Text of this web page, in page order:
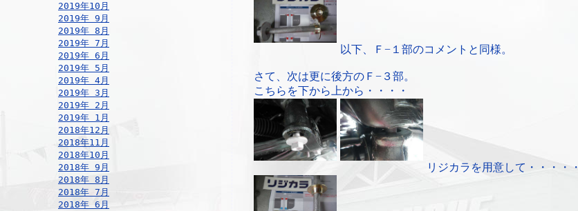
2019年10月
2019年 9月
2019年 8月
2019年 7月
2019年 6月
2019年 5月
2019年 4月
2019年 3月
2019年 2月
2019年 1月
2018年12月
2018年11月
2018年10月
2018年 9月
2018年 8月
2018年 7月
2018年 6月
以下、Ｆ−１部のコメントと同様。
さて、次は更に後方のＦ−３部。
こちらを下から上から・・・・
リジカラを用意して・・・・・